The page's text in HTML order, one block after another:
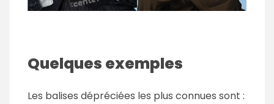
Quelques exemples
Les balises dépréciées les plus connues sont :